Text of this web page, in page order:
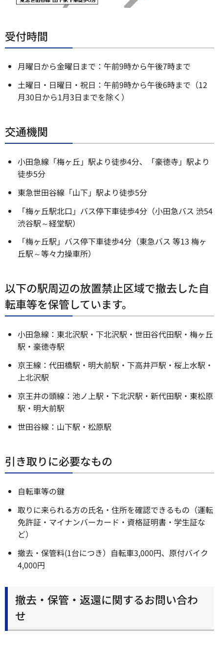
受付時間
月曜日から金曜日まで：午前9時から午後7時まで
土曜日・日曜日・祝日：午前9時から午後6時まで（12
月30日から1月3日までを除く）
交通機関
小田急線「梅ヶ丘」駅より徒歩4分、「豪徳寺」駅より
徒歩5分
東急世田谷線「山下」駅より徒歩5分
「梅ヶ丘駅北口」バス停下車徒歩4分（小田急バス 渋54
渋谷駅～経堂駅）
「梅ヶ丘駅」バス停下車徒歩4分（東急バス 等13 梅ヶ
丘駅～等々力操車所）
以下の駅周辺の放置禁止区域で撤去した自
転車等を保管しています。
小田急線：東北沢駅・下北沢駅・世田谷代田駅・梅ヶ丘
駅・豪徳寺駅
京王線：代田橋駅・明大前駅・下高井戸駅・桜上水駅・
上北沢駅
京王井の頭線：池ノ上駅・下北沢駅・新代田駅・東松原
駅・明大前駅
世田谷線：山下駅・松原駅
引き取りに必要なもの
自転車等の鍵
取りに来られる方の氏名・住所を確認できるもの（運転
免許証・マイナンバーカード・資格証明書・学生証な
ど）
撤去・保管料(1台につき）自転車3,000円、原付バイク
4,000円
撤去・保管・返還に関するお問い合わ
せ